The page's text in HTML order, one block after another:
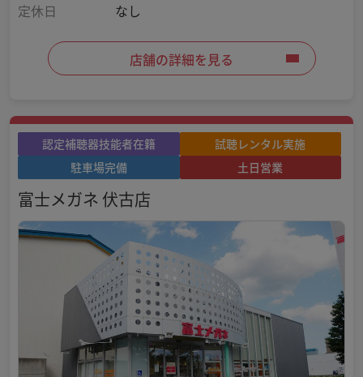
定休日
なし
店舗の詳細を見る
認定補聴器技能者在籍
試聴レンタル実施
駐車場完備
土日営業
富士メガネ 伏古店